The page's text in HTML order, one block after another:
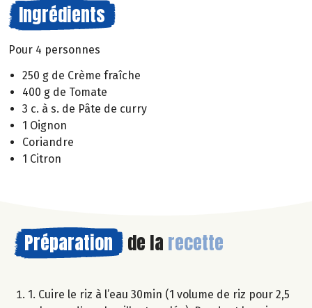
Ingrédients
Pour 4 personnes
250 g de Crème fraîche
400 g de Tomate
3 c. à s. de Pâte de curry
1 Oignon
Coriandre
1 Citron
Préparation de la recette
1. Cuire le riz à l’eau 30min (1 volume de riz pour 2,5